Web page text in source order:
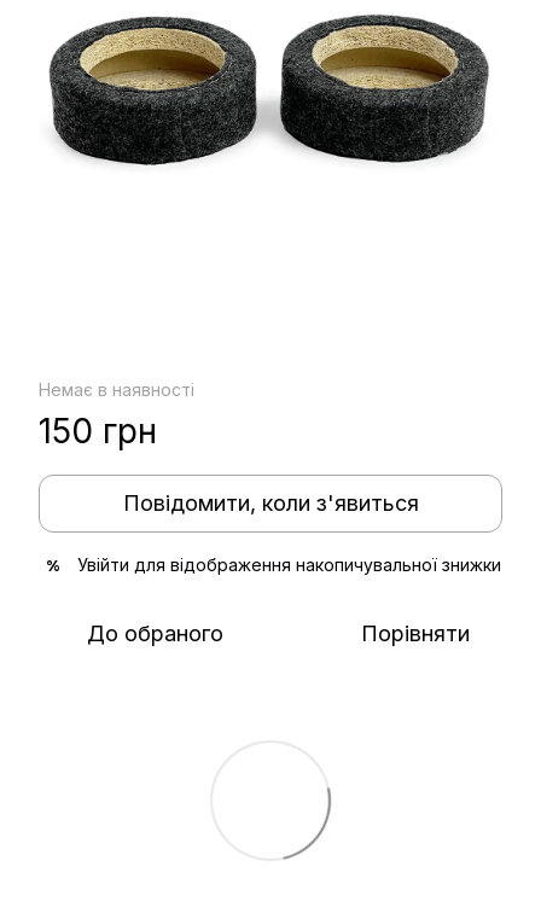
Немає в наявності
150 грн
Повідомити, коли з'явиться
% Увійти для відображення накопичувальної знижки
До обраного Порівняти